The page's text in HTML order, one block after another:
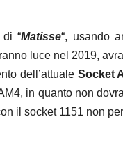
“Matisse“, usando
luce nel 2019,
dell’attuale Socket
in quanto non
il socket 1151 non